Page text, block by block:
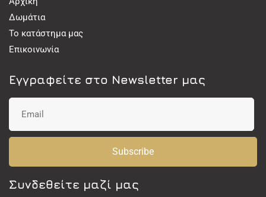
Δωμάτια
Το κατάστημα μας
Επικοινωνία
Εγγραφείτε στο Newsletter μας
Subscribe
Συνδεθείτε μαζί μας